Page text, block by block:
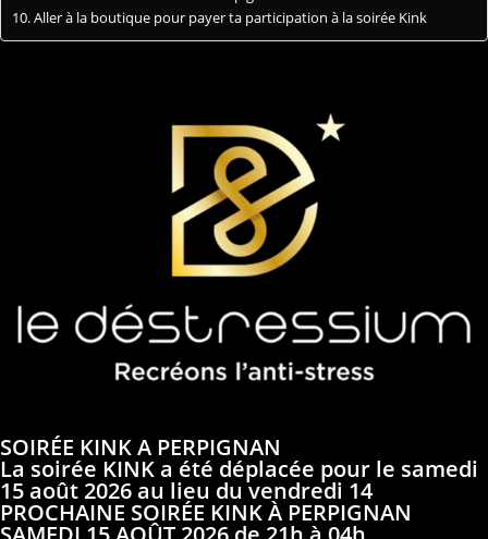
Aller à la boutique pour payer ta participation à la soirée Kink
SOIRÉE KINK A PERPIGNAN
La soirée KINK a été déplacée pour le samedi
15 août 2026 au lieu du vendredi 14
PROCHAINE SOIRÉE KINK À PERPIGNAN